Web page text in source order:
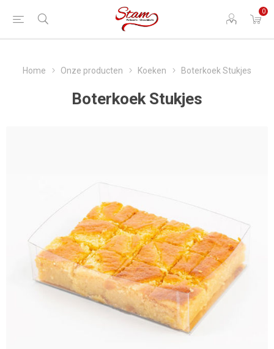
0
Home Onze producten Koeken Boterkoek Stukjes
Boterkoek Stukjes